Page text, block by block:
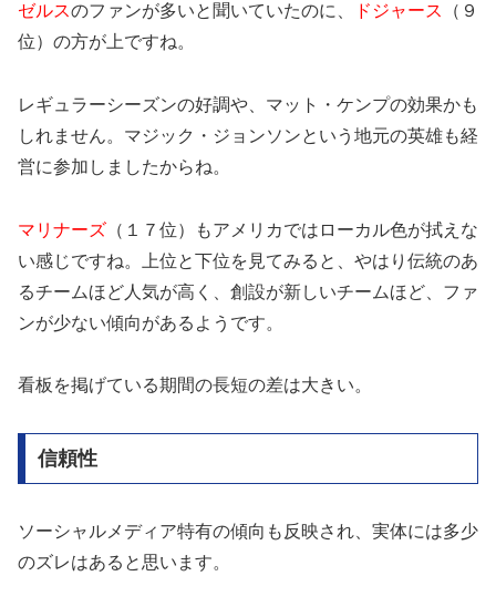
ゼルスのファンが多いと聞いていたのに、 ドジャース
（９
位）の方が上ですね。
レギュラーシーズンの好調や、マット・ケンプの効果かも
しれません。マジック・ジョンソンという地元の英雄も経
営に参加しましたからね。
マリナーズ （１７位）もアメリカではローカル色が拭えな
い感じですね。上位と下位を見てみると、やはり伝統のあ
るチームほど人気が高く、創設が新しいチームほど、ファ
ンが少ない傾向があるようです。
看板を掲げている期間の長短の差は大きい。
信頼性
ソーシャルメディア特有の傾向も反映され、実体には多少
のズレはあると思います。